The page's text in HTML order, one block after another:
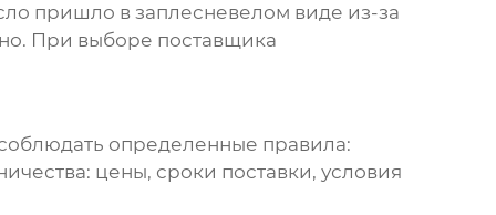
пришло в заплесневелом виде из-за
При выборе поставщика
определенные правила:
цены, сроки поставки, условия